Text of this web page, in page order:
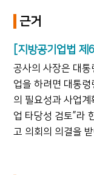
근거
[지방공기업법
공사의 사장은 대
업을 하려면 대통
의 필요성과 사업
업 타당성 검토”라
고 의회의 의결을